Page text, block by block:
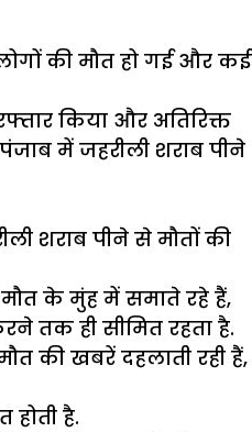
की मौत हो गई और कई
किया और अतिरिक्त
में जहरीली शराब पीने
शराब पीने से मौतों की
के मुंह में समाते रहे हैं,
तक ही सीमित रहता है.
की खबरें दहलाती रही हैं,
है.